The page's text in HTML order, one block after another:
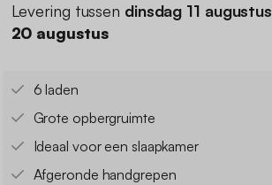
Levering tussen dinsdag 11 augustus
20 augustus
6 laden
Grote opbergruimte
Ideaal voor een slaapkamer
Afgeronde handgrepen